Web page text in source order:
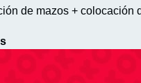
de mazos +